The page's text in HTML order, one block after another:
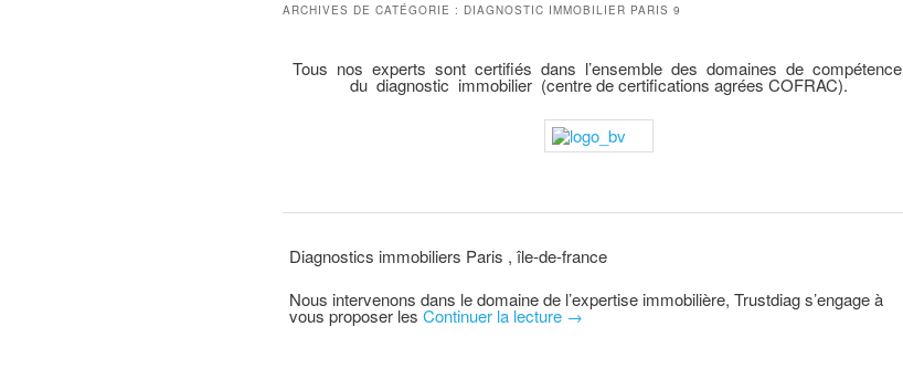
au
contenu
au
contenu
ARCHIVES DE CATÉGORIE : DIAGNOSTIC IMMOBILIER PARIS 9
Tous nos experts sont certifiés dans l’ensemble des domaines de compétence
du diagnostic immobilier (centre de certifications agrées COFRAC).
Diagnostics immobiliers Paris , île-de-france
Nous intervenons dans le domaine de l’expertise immobilière, Trustdiag s’engage à
vous proposer lesContinuer la lecture →